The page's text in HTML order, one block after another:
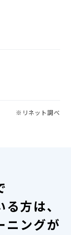
※リネット調べ
方は、
ニングが